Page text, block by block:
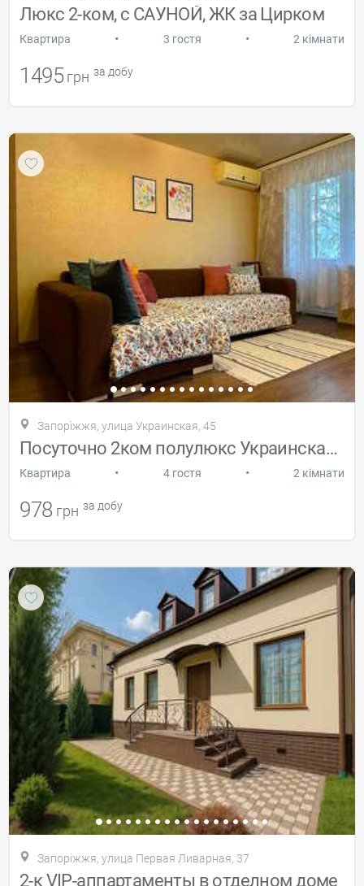
Люкс 2-ком, с САУНОЙ, ЖК за Цирком
Квартира • 3 гостя • 2 кімнати
1495 грн за добу
Запоріжжя, улица Украинская, 45
Посуточно 2ком полулюкс Украинская,Лахти
Квартира • 4 гостя • 2 кімнати
978 грн за добу
Запоріжжя, улица Первая Ливарная, 37
2-к VIP-аппартаменты в отделном доме